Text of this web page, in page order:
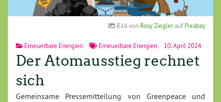
Bild von Rosy ZiegleraufPixabay
Erneuerbare Energien Erneuerbare Energien 10. April 2024
Der Atomausstieg rechnet
sich
Gemeinsame Pressemitteilung von Greenpeace und